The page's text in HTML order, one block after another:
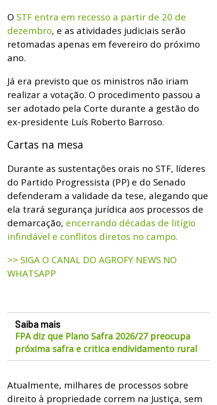
O STF entra em recesso a partir de 20 de
dezembro, e as atividades judiciais serão
retomadas apenas em fevereiro do próximo
ano.
Já era previsto que os ministros não iriam
realizar a votação. O procedimento passou a
ser adotado pela Corte durante a gestão do
ex-presidente Luís Roberto Barroso.
Cartas na mesa
Durante as sustentações orais no STF, líderes
do Partido Progressista (PP) e do Senado
defenderam a validade da tese, alegando que
ela trará segurança jurídica aos processos de
demarcação, encerrando décadas de litígio
infindável e conflitos diretos no campo.
>> SIGA O CANAL DO AGROFY NEWS NO
WHATSAPP
Saiba mais
FPA diz que Plano Safra 2026/27 preocupa
próxima safra e critica endividamento rural
Atualmente, milhares de processos sobre
direito à propriedade correm na Justiça, sem